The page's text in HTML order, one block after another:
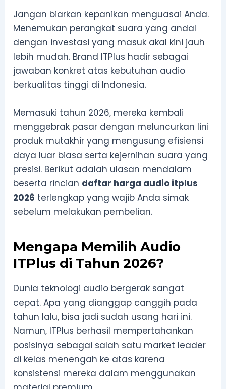
Jangan biarkan kepanikan menguasai Anda.
Menemukan perangkat suara yang andal
dengan investasi yang masuk akal kini jauh
lebih mudah. Brand ITPlus hadir sebagai
jawaban konkret atas kebutuhan audio
berkualitas tinggi di Indonesia.
Memasuki tahun 2026, mereka kembali
menggebrak pasar dengan meluncurkan lini
produk mutakhir yang mengusung efisiensi
daya luar biasa serta kejernihan suara yang
presisi. Berikut adalah ulasan mendalam
beserta rincian daftar harga audio itplus
2026 terlengkap yang wajib Anda simak
sebelum melakukan pembelian.
Mengapa Memilih Audio
ITPlus di Tahun 2026?
Dunia teknologi audio bergerak sangat
cepat. Apa yang dianggap canggih pada
tahun lalu, bisa jadi sudah usang hari ini.
Namun, ITPlus berhasil mempertahankan
posisinya sebagai salah satu market leader
di kelas menengah ke atas karena
konsistensi mereka dalam menggunakan